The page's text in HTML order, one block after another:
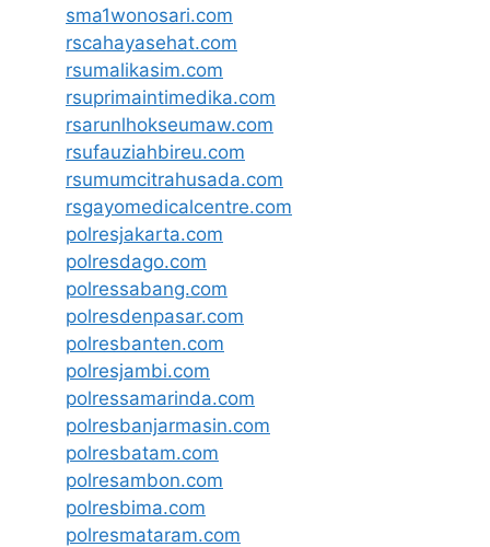
sma1wonosari.com
rscahayasehat.com
rsumalikasim.com
rsuprimaintimedika.com
rsarunlhokseumaw.com
rsufauziahbireu.com
rsumumcitrahusada.com
rsgayomedicalcentre.com
polresjakarta.com
polresdago.com
polressabang.com
polresdenpasar.com
polresbanten.com
polresjambi.com
polressamarinda.com
polresbanjarmasin.com
polresbatam.com
polresambon.com
polresbima.com
polresmataram.com